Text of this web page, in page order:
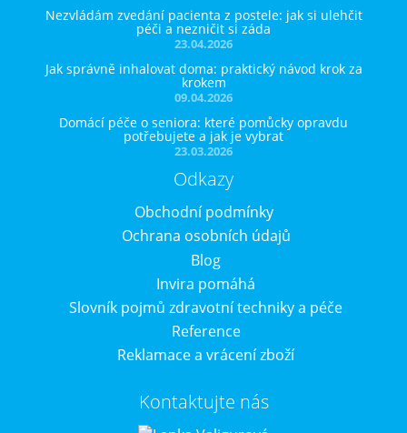
23.04.2026
Nezvládám zvedání pacienta z postele: jak si ulehčit
péči a nezničit si záda
09.04.2026
Jak správně inhalovat doma: praktický návod krok za
krokem
23.03.2026
Domácí péče o seniora: které pomůcky opravdu
potřebujete a jak je vybrat
Odkazy
Obchodní podmínky
Ochrana osobních údajů
Blog
Invira pomáhá
Slovník pojmů zdravotní techniky a péče
Reference
Reklamace a vrácení zboží
Kontaktujte nás